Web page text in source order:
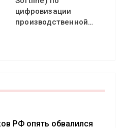
цифровизации
производственной…
РФ опять обвалился